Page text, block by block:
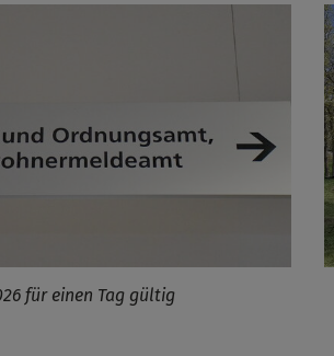
für einen Tag gültig